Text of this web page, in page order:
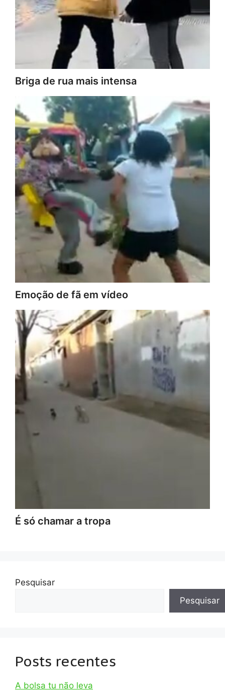
Briga de rua mais intensa
Emoção de fã em vídeo
É só chamar a tropa
Pesquisar
Pesquisar
Posts recentes
A bolsa tu não leva